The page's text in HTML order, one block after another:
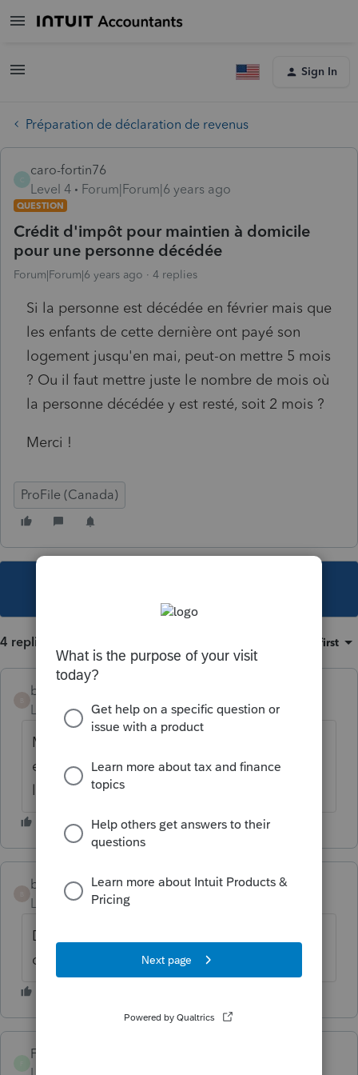
Sign In
Préparation de déclaration de revenus
caro-fortin76
Level 4
Forum|Forum|6 years ago
QUESTION
Crédit d'impôt pour maintien à domicile
pour une personne décédée
Forum|Forum|6 years ago 4 replies
Si la personne est décédée en février mais que
les enfants de cette dernière ont payé son
logement jusqu'en mai, peut-on mettre 5 mois
? Ou il faut mettre juste le nombre de mois où
la personne décédée y est resté, soit 2 mois ?
Merci !
ProFile (Canada)
4 replies Oldest first
bouchardisabelle
Level 2
Forum|Forum|6 years ago
Malheureusement le crédit remboursement
exclusivement pour les soins et non pour le
loyer
bouchardisabelle
Level 2
Forum|Forum|6 years ago
Donc le mois du décès vous pouvez le
demander mais pas les autres mois.
FBeaulieu